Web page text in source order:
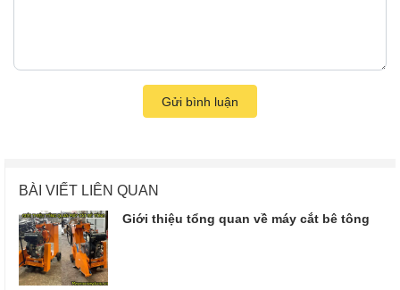
Gửi bình luận
BÀI VIẾT LIÊN QUAN
Giới thiệu tổng quan về máy cắt bê tông